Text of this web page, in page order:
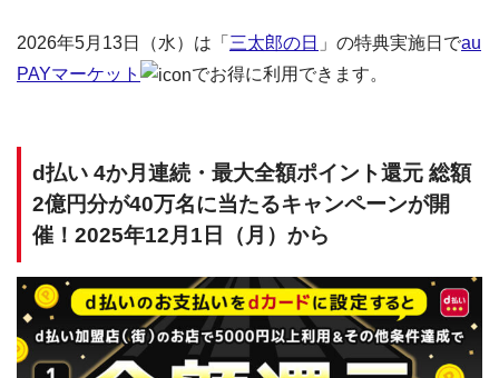
2026年5月13日（水）は「 三太郎の日 」の特典実施日でau
PAYマーケット
でお得に利用できます。
d払い 4か月連続・最大全額ポイント還元 総額
2億円分が40万名に当たるキャンペーンが開
催！2025年12月1日（月）から